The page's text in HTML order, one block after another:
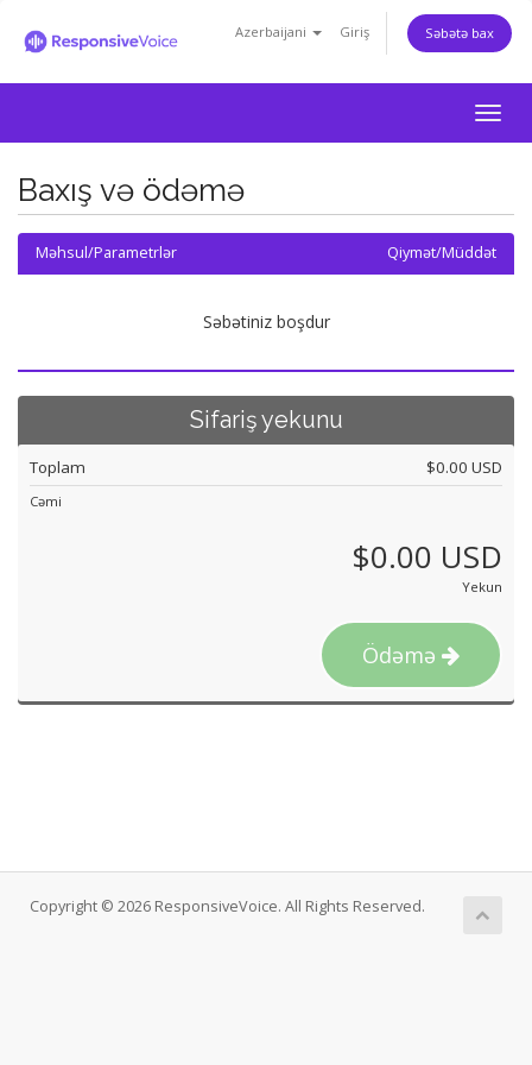
Azerbaijani Giriş Səbətə bax
Baxış və ödəmə
Məhsul/Parametrlər Qiymət/Müddət
Səbətiniz boşdur
Sifariş yekunu
Toplam $0.00 USD
Cəmi
$0.00 USD
Yekun
Ödəmə
Copyright © 2026 ResponsiveVoice. All Rights Reserved.